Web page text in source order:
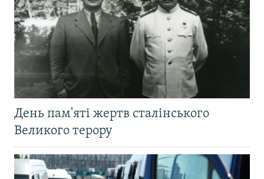
День пам'яті жертв сталінського
Великого терору